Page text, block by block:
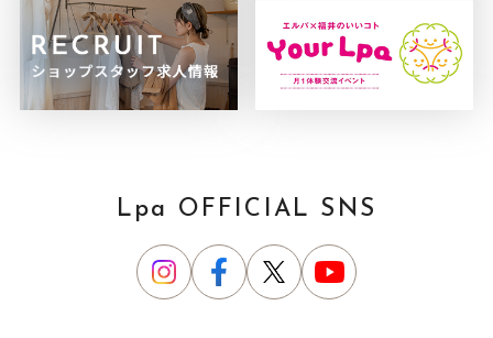
Lpa OFFICIAL SNS